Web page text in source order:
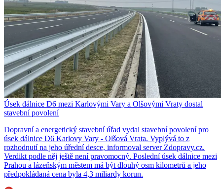
Úsek dálnice D6 mezi Karlovými Vary a Olšovými Vraty dostal
stavební povolení
Dopravní a energetický stavební úřad vydal stavební povolení pro
úsek dálnice D6 Karlovy Vary - Olšová Vrata. Vyplývá to z
rozhodnutí na jeho úřední desce, informoval server Zdopravy.cz.
Verdikt podle něj ještě není pravomocný. Poslední úsek dálnice mezi
Prahou a lázeňským městem má být dlouhý osm kilometrů a jeho
předpokládaná cena byla 4,3 miliardy korun.